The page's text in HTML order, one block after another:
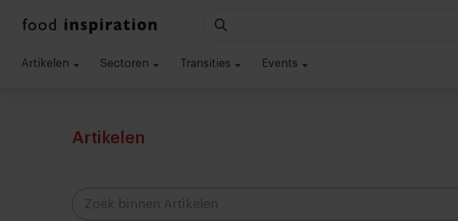
Artikelen Sectoren Transities Events
Artikelen